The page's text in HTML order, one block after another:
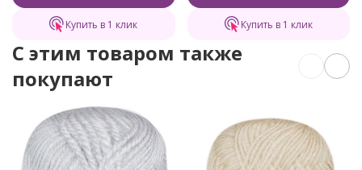
Купить в 1 клик Купить в 1 клик
C этим товаром также
покупают